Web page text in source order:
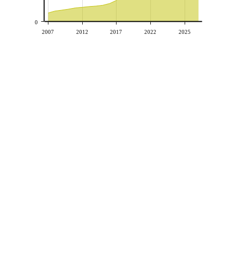
2007 2012 2017 2022 2025
0